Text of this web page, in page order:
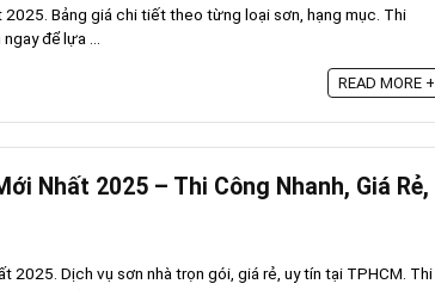
Bảng giá chi tiết theo từng loại sơn, hạng mục. Thi
để lựa ...
READ MORE +
Nhất 2025 – Thi Công Nhanh, Giá Rẻ,
2025. Dịch vụ sơn nhà trọn gói, giá rẻ, uy tín tại TPHCM. Thi